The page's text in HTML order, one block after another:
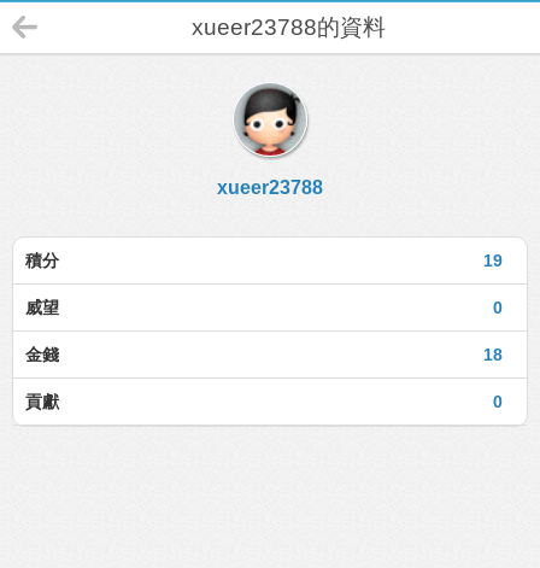
xueer23788的資料
xueer23788
19
積分
0
威望
18
金錢
0
貢獻